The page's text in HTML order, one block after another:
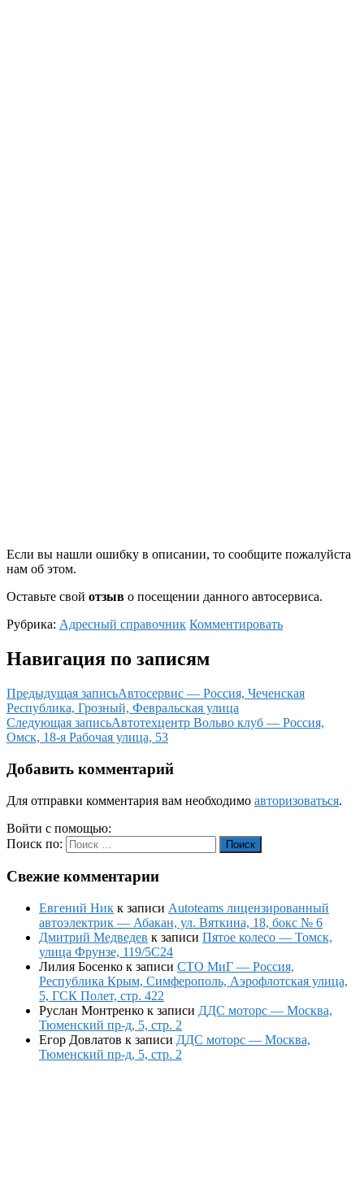
Если вы нашли ошибку в описании, то сообщите пожалуйста
нам об этом.
Оставьте свой отзыв о посещении данного автосервиса.
Рубрика: Адресный справочник Комментировать
Навигация по записям
Предыдущая записьАвтосервис — Россия, Чеченская
Республика, Грозный, Февральская улица
Следующая записьАвтотехцентр Вольво клуб — Россия,
Омск, 18-я Рабочая улица, 53
Добавить комментарий
Для отправки комментария вам необходимо авторизоваться.
Войти с помощью:
Поиск по:
Поиск
Свежие комментарии
Евгений Ник к записи Autoteams лицензированный
автоэлектрик — Абакан, ул. Вяткина, 18, бокс № 6
Дмитрий Медведев к записи Пятое колесо — Томск,
улица Фрунзе, 119/5С24
Лилия Босенко к записи СТО МиГ — Россия,
Республика Крым, Симферополь, Аэрофлотская улица,
5, ГСК Полет, стр. 422
Руслан Монтренко к записи ДДС моторс — Москва,
Тюменский пр-д, 5, стр. 2
Егор Довлатов к записи ДДС моторс — Москва,
Тюменский пр-д, 5, стр. 2